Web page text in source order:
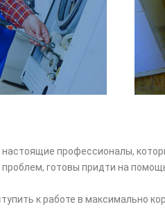
профессионалы,
готовы придти на
к работе в максимально